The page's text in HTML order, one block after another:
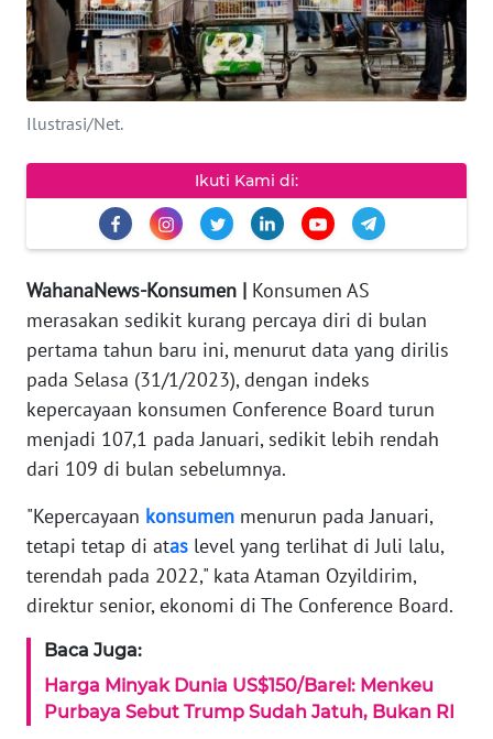
Ilustrasi/Net.
Ikuti Kami di:
WahanaNews-Konsumen | Konsumen AS
merasakan sedikit kurang percaya diri di bulan
pertama tahun baru ini, menurut data yang dirilis
pada Selasa (31/1/2023), dengan indeks
kepercayaan konsumen Conference Board turun
menjadi 107,1 pada Januari, sedikit lebih rendah
dari 109 di bulan sebelumnya.
"Kepercayaan konsumen menurun pada Januari,
tetapi tetap di atas level yang terlihat di Juli lalu,
terendah pada 2022," kata Ataman Ozyildirim,
direktur senior, ekonomi di The Conference Board.
Baca Juga:
Harga Minyak Dunia US$150/Barel: Menkeu
Purbaya Sebut Trump Sudah Jatuh, Bukan RI
OPINI
KONSUMEN
NET
FORWAMKI
PERAPKI
WALINKI
Informasi
INDEKS
BERITA
KONTAK
KAMI
INFO
IKLAN
KAMI